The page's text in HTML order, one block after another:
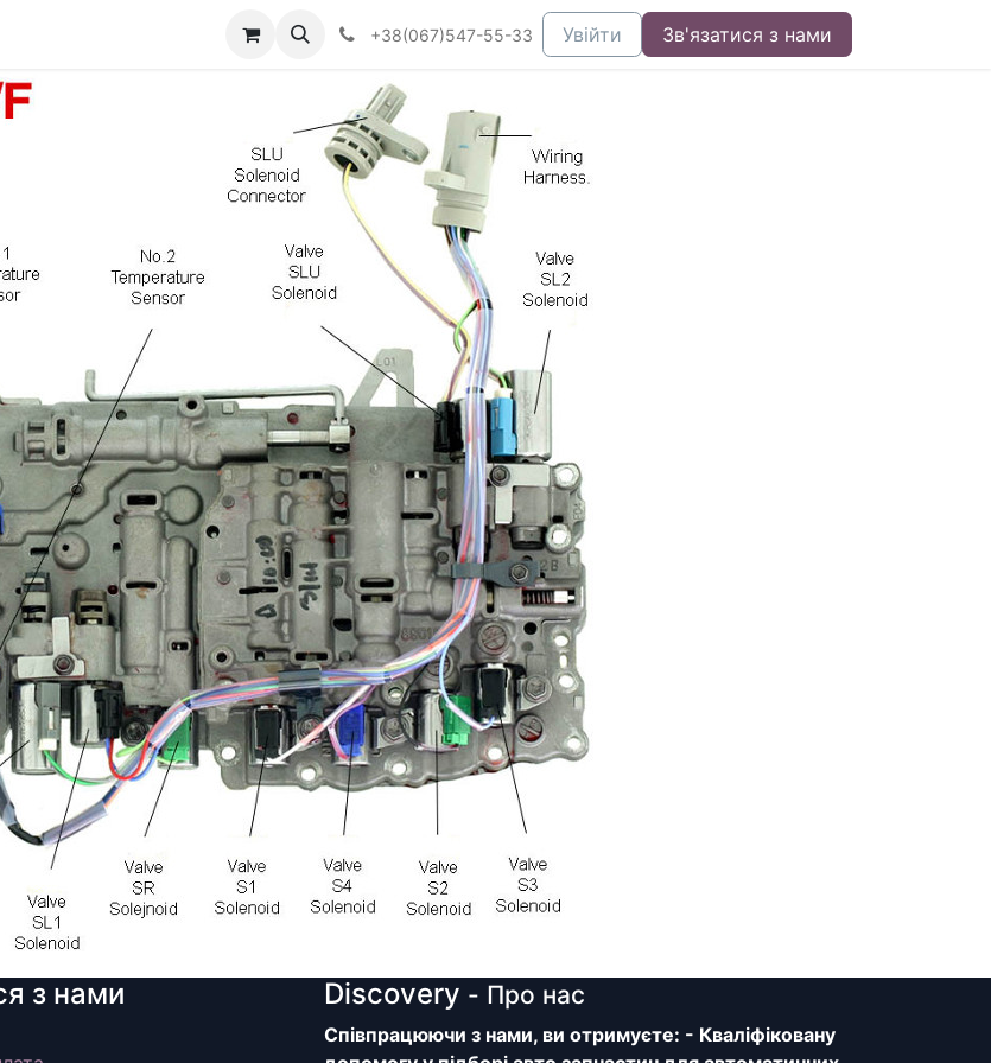
+38(067)547-55-33 Увійти Зв'язатися з нами
з нами Discovery - Про нас
Співпрацюючи з нами, ви отримуєте: - Кваліфіковану